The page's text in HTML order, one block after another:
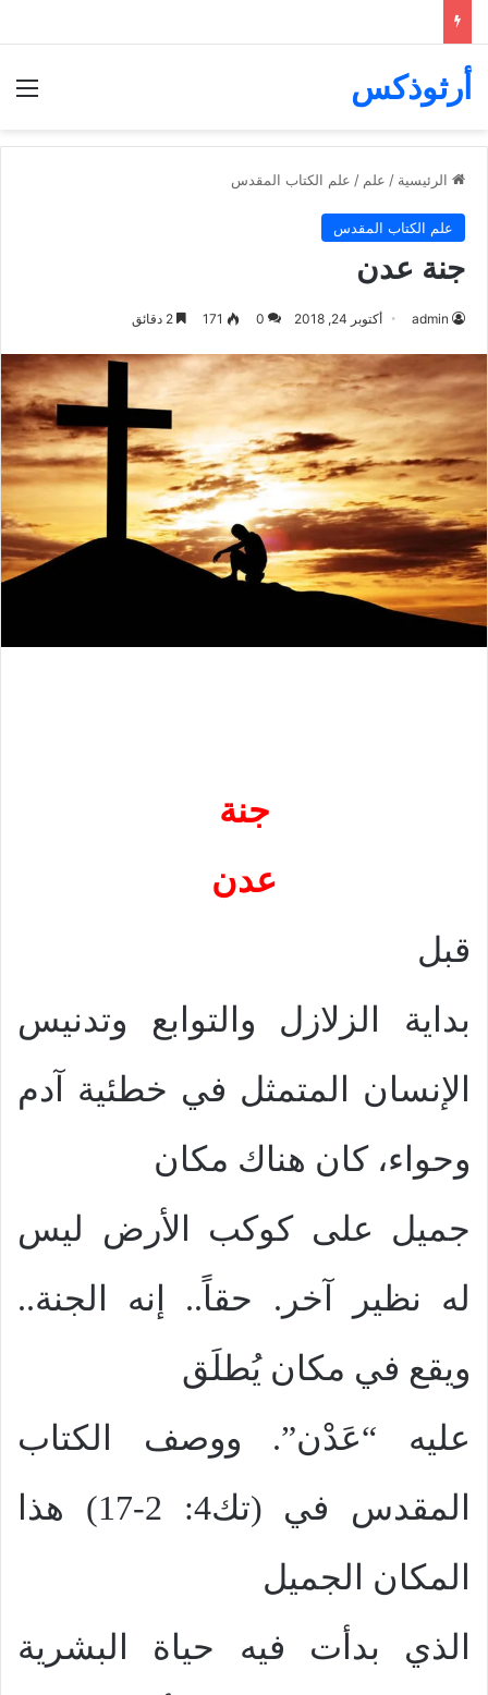
أرثوذكس
الرئيسية / علم / علم الكتاب المقدس
علم الكتاب المقدس
جنة عدن
admin أكتوبر 24, 2018 0
171
جنة
عدن
قبل
بداية الزلازل والتوابع وتدنيس
الإنسان المتمثل في خطئية آدم
وحواء، كان هناك مكان
جميل على كوكب الأرض ليس
له نظير آخر. حقاً.. إنه الجنة..
ويقع في مكان يُطلَق
عليه “عَدْن”. ووصف الكتاب
المقدس في (تك4: 2-17) هذا
المكان الجميل
الذي بدأت فيه حياة البشرية